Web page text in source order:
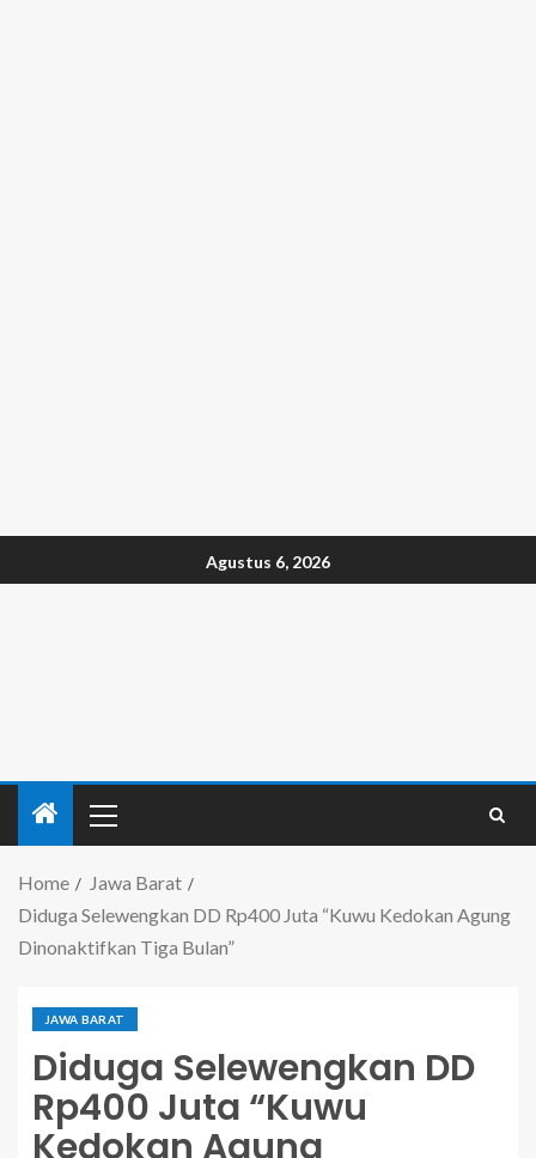
Agustus 6, 2026
Home
Jawa Barat
Diduga Selewengkan DD Rp400 Juta “Kuwu Kedokan Agung
Dinonaktifkan Tiga Bulan”
JAWA BARAT
Diduga Selewengkan DD
Rp400 Juta “Kuwu
Kedokan Agung